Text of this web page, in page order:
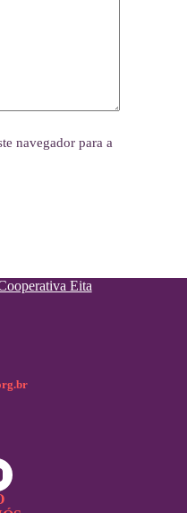
navegador para a
Eita